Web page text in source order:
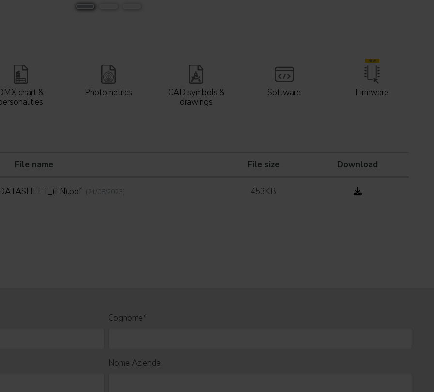
chart &
Photometrics
CAD symbols &
drawings
Software Firmware
File name File size Download
(21/08/2023) 453KB
Cognome*
Nome Azienda